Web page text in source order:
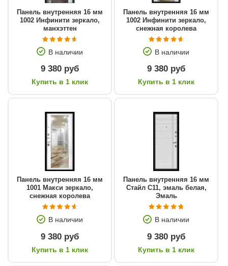
Панель внутренняя 16 мм
1002 Инфинити зеркало,
манхэттен
В наличии
9 380 руб
Купить в 1 клик
Панель внутренняя 16 мм
1002 Инфинити зеркало,
снежная королева
В наличии
9 380 руб
Купить в 1 клик
Панель внутренняя 16 мм
1001 Макси зеркало,
снежная королева
В наличии
9 380 руб
Купить в 1 клик
Панель внутренняя 16 мм
Стайл С11, эмаль белая,
Эмаль
В наличии
9 380 руб
Купить в 1 клик